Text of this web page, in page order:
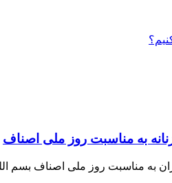
زنانه به مناسبت روز ملی اصناف
تهران به مناسبت روز ملی اصناف